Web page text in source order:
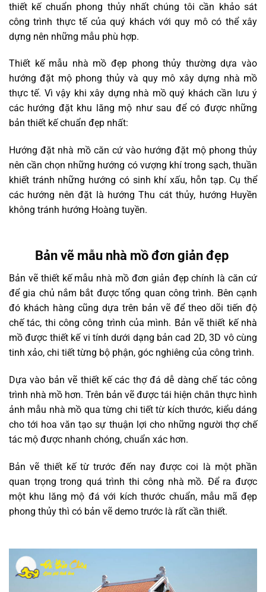
thiết kế chuẩn phong thủy nhất chúng tôi cần khảo sát
công trình thực tế của quý khách với quy mô có thể xây
dựng nên những mẫu phù hợp.
Thiết kế mẫu nhà mồ đẹp phong thủy thường dựa vào
hướng đặt mộ phong thủy và quy mô xây dựng nhà mồ
thực tế. Vì vậy khi xây dựng nhà mồ quý khách cần lưu ý
các hướng đặt khu lăng mộ như sau để có được những
bản thiết kế chuẩn đẹp nhất:
Hướng đặt nhà mồ căn cứ vào hướng đặt mộ phong thủy
nên cần chọn những hướng có vượng khí trong sạch, thuần
khiết tránh những hướng có sinh khí xấu, hỗn tạp. Cụ thể
các hướng nên đặt là hướng Thu cát thủy, hướng Huyền
không tránh hướng Hoàng tuyền.
Bản vẽ mẫu nhà mồ đơn giản đẹp
Bản vẽ thiết kế mẫu nhà mồ đơn giản đẹp chính là căn cứ
để gia chủ nắm bắt được tổng quan công trình. Bên cạnh
đó khách hàng cũng dựa trên bản vẽ để theo dõi tiến độ
chế tác, thi công công trình của mình. Bản vẽ thiết kế nhà
mồ được thiết kế vi tính dưới dạng bản cad 2D, 3D vô cùng
tinh xảo, chi tiết từng bộ phận, góc nghiêng của công trình.
Dựa vào bản vẽ thiết kế các thợ đá dễ dàng chế tác công
trình nhà mồ hơn. Trên bản vẽ được tái hiện chân thực hình
ảnh mẫu nhà mồ qua từng chi tiết từ kích thước, kiểu dáng
cho tới hoa văn tạo sự thuận lợi cho những người thợ chế
tác mộ được nhanh chóng, chuẩn xác hơn.
Bản vẽ thiết kế từ trước đến nay được coi là một phần
quan trọng trong quá trình thi công nhà mồ. Để ra được
một khu lăng mộ đá với kích thước chuẩn, mẫu mã đẹp
phong thủy thì có bản vẽ demo trước là rất cần thiết.